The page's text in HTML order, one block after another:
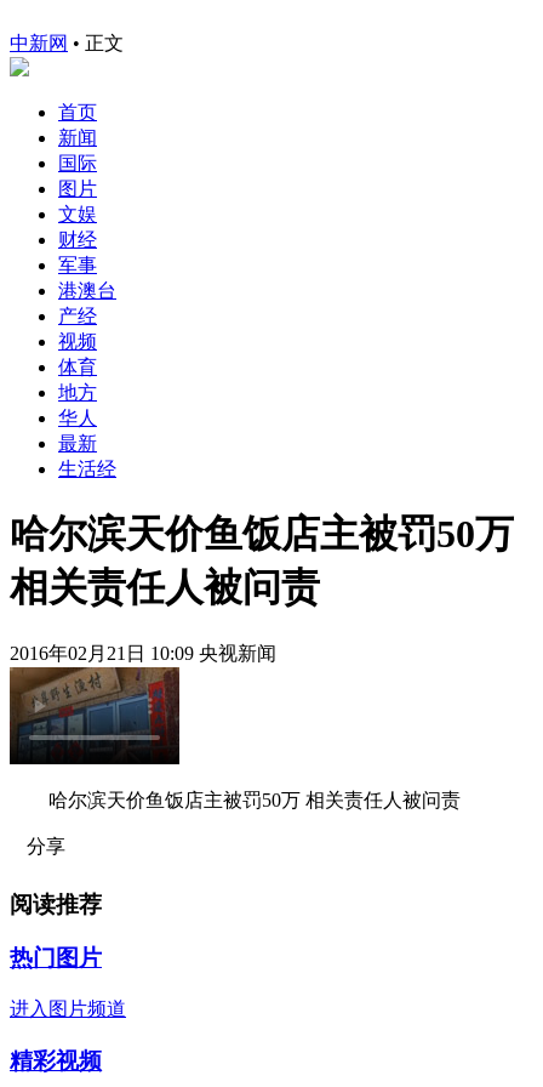
中新网 • 正文
首页
新闻
国际
图片
文娱
财经
军事
港澳台
产经
视频
体育
地方
华人
最新
生活经
哈尔滨天价鱼饭店主被罚50万
相关责任人被问责
2016年02月21日 10:09 央视新闻
哈尔滨天价鱼饭店主被罚50万 相关责任人被问责
分享
阅读推荐
热门图片
进入图片频道
精彩视频